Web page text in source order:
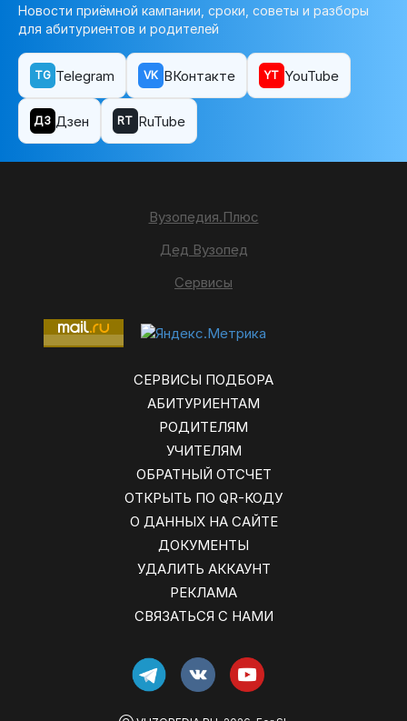
Новости приёмной кампании, сроки, советы и разборы
для абитуриентов и родителей
TG Telegram VK ВКонтакте YT YouTube
ДЗ Дзен RT RuTube
СЕРВИСЫ ПОДБОРА
АБИТУРИЕНТАМ
РОДИТЕЛЯМ
УЧИТЕЛЯМ
ОБРАТНЫЙ ОТСЧЕТ
ОТКРЫТЬ ПО QR-КОДУ
О ДАННЫХ НА САЙТЕ
ДОКУМЕНТЫ
УДАЛИТЬ АККАУНТ
РЕКЛАМА
СВЯЗАТЬСЯ С НАМИ
Вузопедия.Плюс
Дед Вузопед
Сервисы